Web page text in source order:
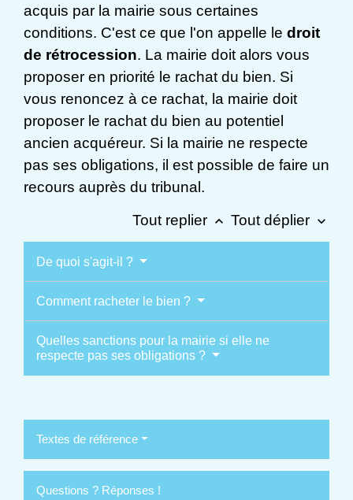
acquis par la mairie sous certaines
conditions. C'est ce que l'on appelle le droit
de rétrocession. La mairie doit alors vous
proposer en priorité le rachat du bien. Si
vous renoncez à ce rachat, la mairie doit
proposer le rachat du bien au potentiel
ancien acquéreur. Si la mairie ne respecte
pas ses obligations, il est possible de faire un
recours auprès du tribunal.
Tout replier keyboard_arrow_up Tout déplier keyboard_arrow_down
De quoi s'agit-il ?
Comment racheter le bien ?
Quelles sanctions pour la mairie si elle ne
respecte pas ses obligations ?
Textes de référence
Questions ? Réponses !